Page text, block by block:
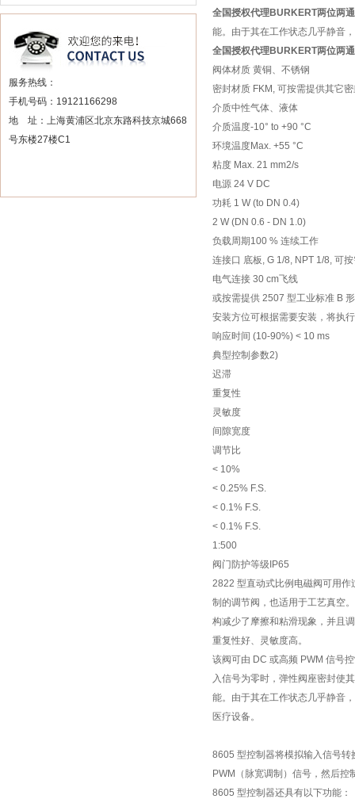
服务热线：
手机号码：19121166298
地 址：上海黄浦区北京东路科技京城668
号东楼27楼C1
全国授权代理BURKERT两位两
能。由于其在工作状态几乎静音
全国授权代理BURKERT两位两
阀体材质 黄铜、不锈钢
密封材质 FKM, 可按需提供其它
介质中性气体、液体
介质温度-10° to +90 °C
环境温度Max. +55 °C
粘度 Max. 21 mm2/s
电源 24 V DC
功耗 1 W (to DN 0.4)
2 W (DN 0.6 - DN 1.0)
负载周期100 % 连续工作
连接口 底板, G 1/8, NPT 1/8, 可
电气连接 30 cm飞线
或按需提供 2507 型工业标准 B
安装方位可根据需要安装，将执
响应时间 (10-90%) < 10 ms
典型控制参数2)
迟滞
重复性
灵敏度
间隙宽度
调节比
< 10%
< 0.25% F.S.
< 0.1% F.S.
< 0.1% F.S.
1:500
阀门防护等级IP65
2822 型直动式比例电磁阀可用作
制的调节阀，也适用于工艺真空
构减少了摩擦和粘滑现象，并且
重复性好、灵敏度高。
该阀可由 DC 或高频 PWM 信号
入信号为零时，弹性阀座密封使
能。由于其在工作状态几乎静音
医疗设备。
8605 型控制器将模拟输入信号转
PWM（脉宽调制）信号，然后控
8605 型控制器还具有以下功能：